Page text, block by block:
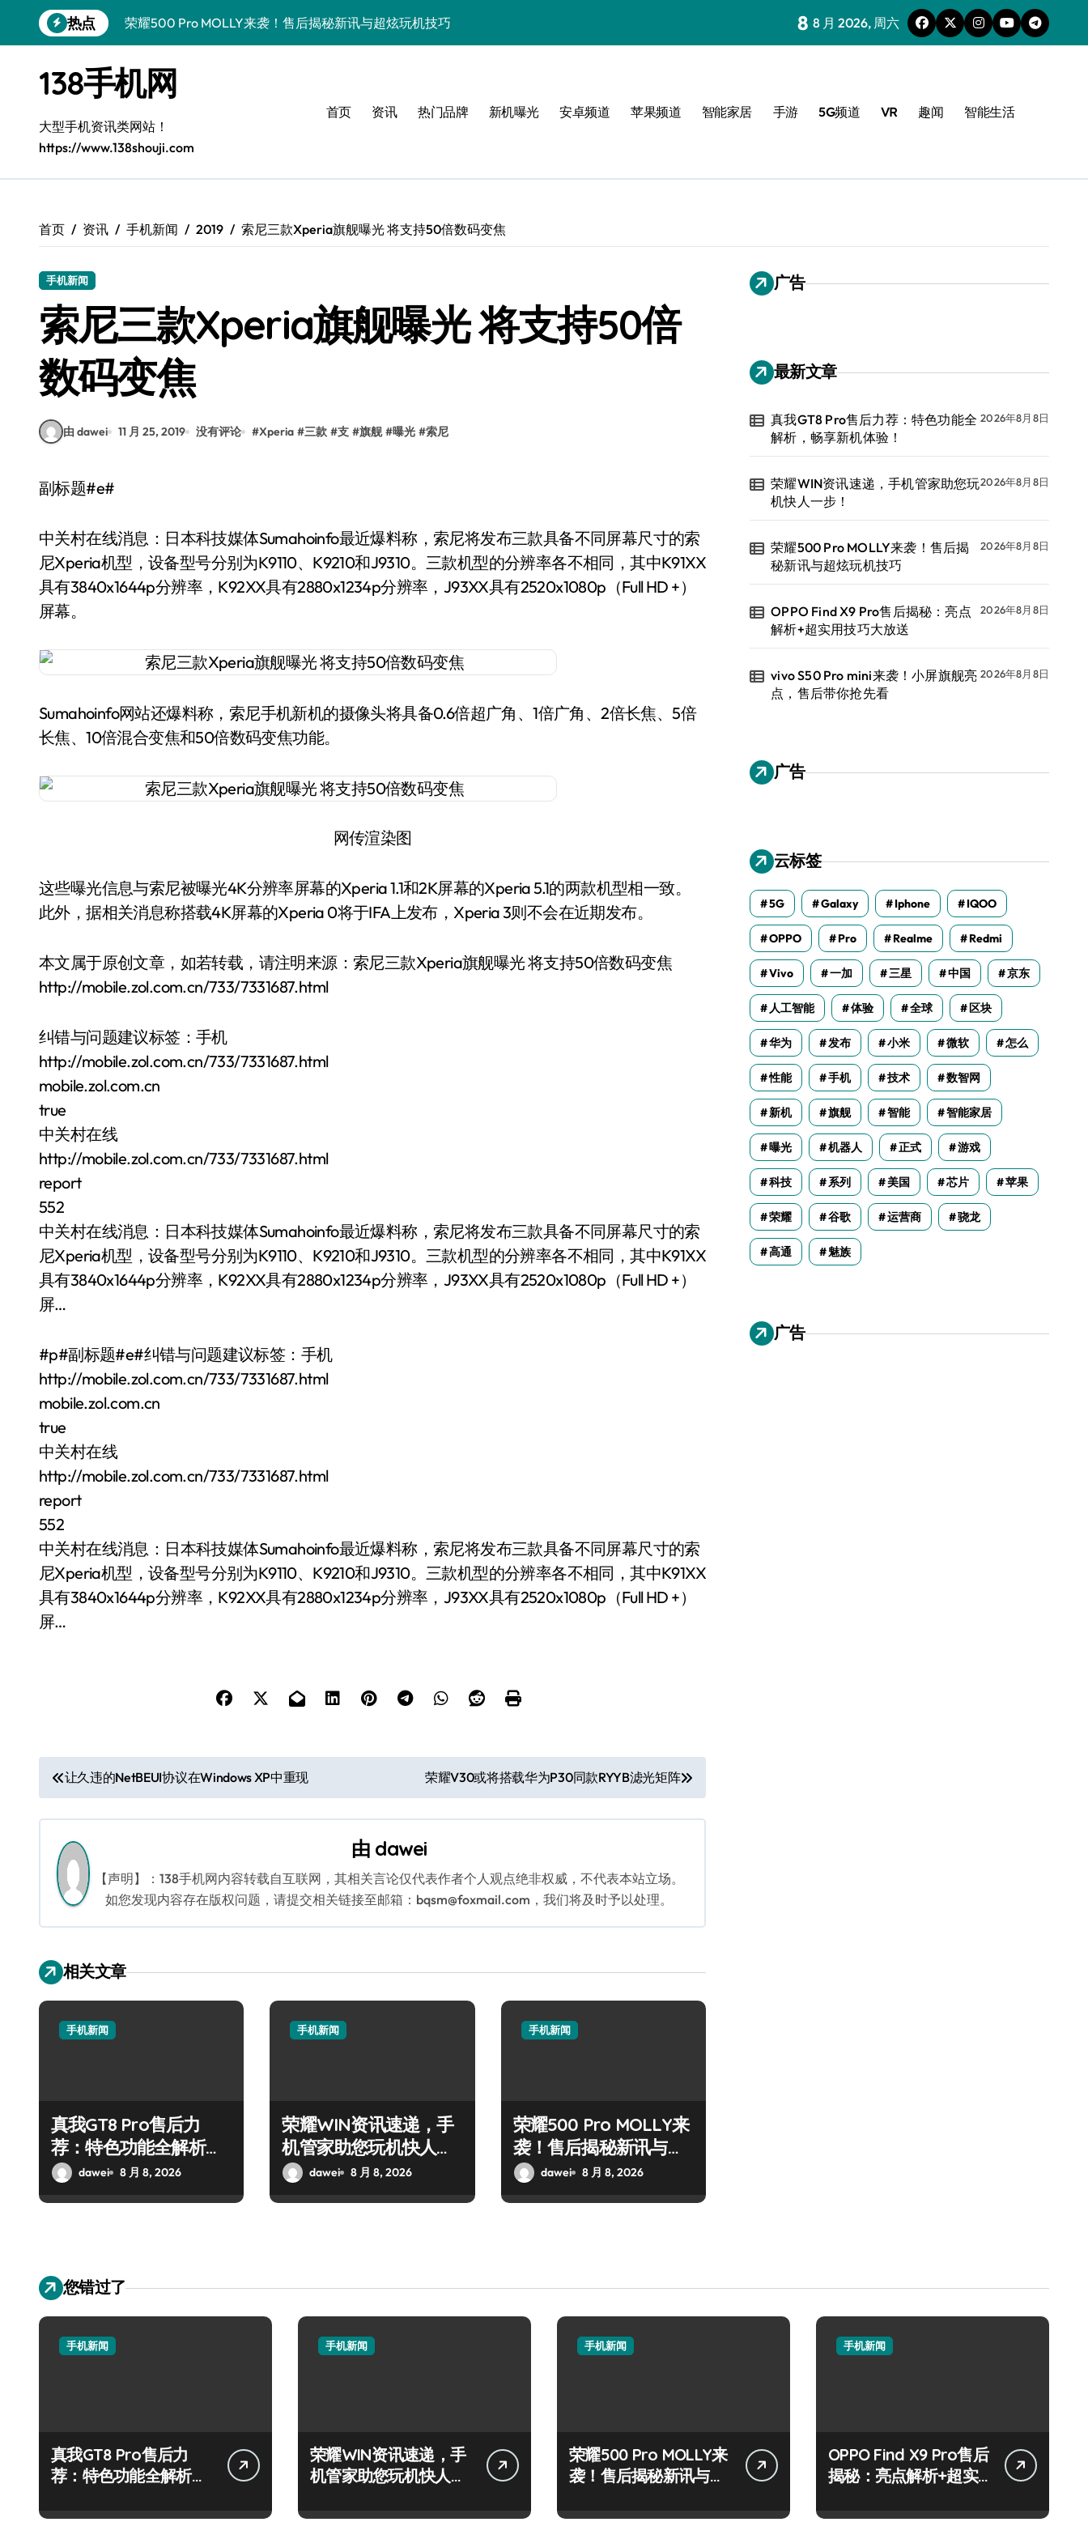
到
热点
荣耀500 Pro MOLLY来袭！售后揭秘新讯与超炫玩机技巧
vivo S50 Pro mini来袭！小屏旗舰亮点，售后带你抢先看
REDMI K90售后揭秘：亮点配置全解析，速来围观！
OPPO Find X9售后揭秘：亮点特色玩法，一次全掌握！
荣耀ROBOT PHONE售后保障，智享生活资讯一手掌控！
三星Galaxy Z Fold7售后力荐：创新科技，重塑手机新体验！
8 8 月 2026, 周六
138手机网
大型手机资讯类网站！
https://www.138shouji.com
首页 资讯 热门品牌 新机曝光 安卓频道 苹果频道 智能家居 手游 5G频道 VR 趣闻 智能生活
首页 资讯 手机新闻 2019 索尼三款Xperia旗舰曝光 将支持50倍数码变焦
手机新闻
索尼三款Xperia旗舰曝光 将支持50倍
数码变焦
由 dawei 11 月 25, 2019 没有评论 #Xperia #三款 #支 #旗舰 #曝光 #索尼
副标题#e#
中关村在线消息：日本科技媒体Sumahoinfo最近爆料称，索尼将发布三款具备不同屏幕尺寸的索
尼Xperia机型，设备型号分别为K9110、K9210和J9310。三款机型的分辨率各不相同，其中K91XX
具有3840x1644p分辨率，K92XX具有2880x1234p分辨率，J93XX具有2520x1080p（Full HD +）
屏幕。
Sumahoinfo网站还爆料称，索尼手机新机的摄像头将具备0.6倍超广角、1倍广角、2倍长焦、5倍
长焦、10倍混合变焦和50倍数码变焦功能。
网传渲染图
这些曝光信息与索尼被曝光4K分辨率屏幕的Xperia 1.1和2K屏幕的Xperia 5.1的两款机型相一致。
此外，据相关消息称搭载4K屏幕的Xperia 0将于IFA上发布，Xperia 3则不会在近期发布。
本文属于原创文章，如若转载，请注明来源：索尼三款Xperia旗舰曝光 将支持50倍数码变焦
http://mobile.zol.com.cn/733/7331687.html
纠错与问题建议标签：手机
http://mobile.zol.com.cn/733/7331687.html
mobile.zol.com.cn
true
中关村在线
http://mobile.zol.com.cn/733/7331687.html
report
552
中关村在线消息：日本科技媒体Sumahoinfo最近爆料称，索尼将发布三款具备不同屏幕尺寸的索
尼Xperia机型，设备型号分别为K9110、K9210和J9310。三款机型的分辨率各不相同，其中K91XX
具有3840x1644p分辨率，K92XX具有2880x1234p分辨率，J93XX具有2520x1080p（Full HD +）
屏…
#p#副标题#e#纠错与问题建议标签：手机
http://mobile.zol.com.cn/733/7331687.html
mobile.zol.com.cn
true
中关村在线
http://mobile.zol.com.cn/733/7331687.html
report
552
中关村在线消息：日本科技媒体Sumahoinfo最近爆料称，索尼将发布三款具备不同屏幕尺寸的索
尼Xperia机型，设备型号分别为K9110、K9210和J9310。三款机型的分辨率各不相同，其中K91XX
具有3840x1644p分辨率，K92XX具有2880x1234p分辨率，J93XX具有2520x1080p（Full HD +）
屏…
文
章
导
航
让久违的NetBEUI协议在Windows XP中重现 荣耀V30或将搭载华为P30同款RYYB滤光矩阵
由 dawei
【声明】：138手机网内容转载自互联网，其相关言论仅代表作者个人观点绝非权威，不代表本站立场。
如您发现内容存在版权问题，请提交相关链接至邮箱：bqsm@foxmail.com，我们将及时予以处理。
相关文章
手机新闻
真我GT8 Pro售后力
荐：特色功能全解析，
畅享新机体验！
dawei 8 月 8, 2026
手机新闻
荣耀WIN资讯速递，手
机管家助您玩机快人一
步！dawei 8 月 8, 2026
手机新闻
荣耀500 Pro MOLLY来
袭！售后揭秘新讯与超
炫玩机技巧
dawei 8 月 8, 2026
广告
最新文章
真我GT8 Pro售后力荐：特色功能全
解析，畅享新机体验！
2026年8月8日
荣耀WIN资讯速递，手机管家助您玩
机快人一步！
2026年8月8日
荣耀500 Pro MOLLY来袭！售后揭
秘新讯与超炫玩机技巧
2026年8月8日
OPPO Find X9 Pro售后揭秘：亮点
解析+超实用技巧大放送
2026年8月8日
vivo S50 Pro mini来袭！小屏旗舰亮
点，售后带你抢先看
2026年8月8日
广告
云标签
5G Galaxy Iphone IQOO
OPPO Pro Realme Redmi
Vivo 一加 三星 中国 京东
人工智能 体验 全球 区块
华为 发布 小米 微软 怎么
性能 手机 技术 数智网
新机 旗舰 智能 智能家居
曝光 机器人 正式 游戏
科技 系列 美国 芯片 苹果
荣耀 谷歌 运营商 骁龙
高通 魅族
广告
您错过了
手机新闻
真我GT8 Pro售后力
荐：特色功能全解析，
手机新闻
荣耀WIN资讯速递，手
机管家助您玩机快人一
手机新闻
荣耀500 Pro MOLLY来
袭！售后揭秘新讯与超
手机新闻
OPPO Find X9 Pro售后
揭秘：亮点解析+超实